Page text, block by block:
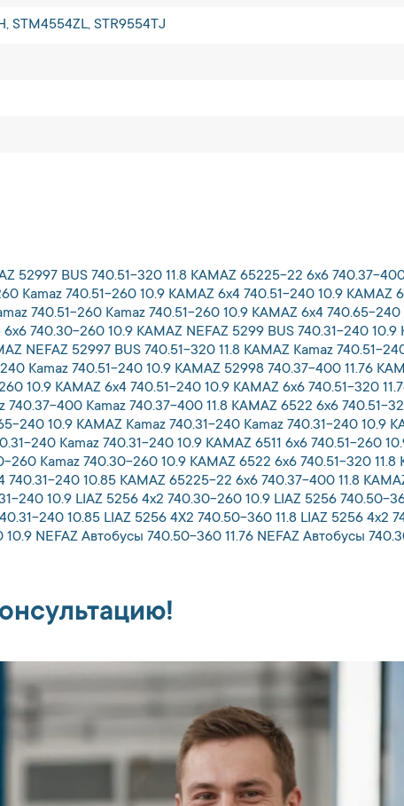
STM4554ZL, STR9554TJ
52997 BUS 740.51-320 11.8 KAMAZ 65225-22 6x6 740.37-400
Kamaz 740.51-260 10.9 KAMAZ 6x4 740.51-240 10.9
740.51-260 Kamaz 740.51-260 10.9 KAMAZ 6x4 740.65-240
740.30-260 10.9 KAMAZ NEFAZ 5299 BUS 740.31-240
NEFAZ 52997 BUS 740.51-320 11.8 KAMAZ Kamaz 740.51-
Kamaz 740.51-240 10.9 KAMAZ 52998 740.37-400 11.76
10.9 KAMAZ 6x4 740.51-240 10.9 KAMAZ 6x6 740.51-320
400 Kamaz 740.37-400 11.8 KAMAZ 6522 6x6 740.51-
240 10.9 KAMAZ Kamaz 740.31-240 Kamaz 740.31-240 10.9
240 Kamaz 740.31-240 10.9 KAMAZ 6511 6x6 740.51-260
Kamaz 740.30-260 10.9 KAMAZ 6522 6x6 740.51-320 11.8
240 10.85 KAMAZ 65225-22 6x6 740.37-400 11.8
240 10.9 LIAZ 5256 4x2 740.30-260 10.9 LIAZ 5256 740.50-
240 10.85 LIAZ 5256 4X2 740.50-360 11.8 LIAZ 5256 4x2
NEFAZ Автобусы 740.50-360 11.76 NEFAZ Автобусы